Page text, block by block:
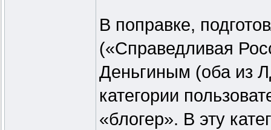
В поправке,
(«Справедливая
Деньгиным (оба из
категории
«блогер». В эту